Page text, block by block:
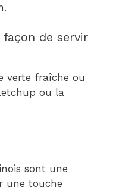
de servir
verte fraîche ou
ou la
sont une
une touche